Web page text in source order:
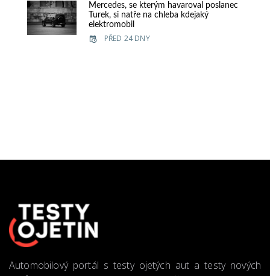
Mercedes, se kterým havaroval poslanec
Turek, si natře na chleba kdejaký
elektromobil
PŘED 24 DNY
Automobilový portál s testy ojetých aut a testy nových